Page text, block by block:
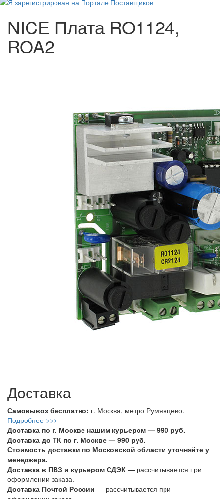
NICE Плата RO1124,
ROA2
Доставка
Самовывоз бесплатно: г. Москва, метро Румянцево.
Подробнее >>>
Доставка по г. Москве нашим курьером — 990 руб.
Доставка до ТК по г. Москве — 990 руб.
Стоимость доставки по Московской области уточняйте у
менеджера.
Доставка в ПВЗ и курьером СДЭК — рассчитывается при
оформлении заказа.
Доставка Почтой России — рассчитывается при